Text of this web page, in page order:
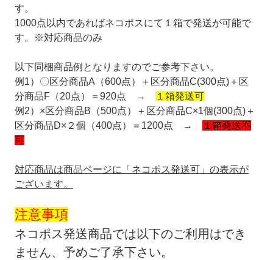
す。
1000点以内であればネコポスにて１箱で発送が可能で
す。※対応商品のみ
以下同梱商品例となりますのでご参考下さい。
例1）〇区分商品A（600点）＋区分商品C(300点)＋区
分商品F（20点）＝920点 →
１箱発送可
例2）×区分商品B（500点）＋区分商品C×1個(300点)＋
区分商品D×２個（400点）＝1200点 →
１箱発送不
可
対応商品は商品ページに「ネコポス発送可」の表示が
ございます。
注意事項
ネコポス発送商品では以下のご利用はでき
ません、予めご了承下さい。